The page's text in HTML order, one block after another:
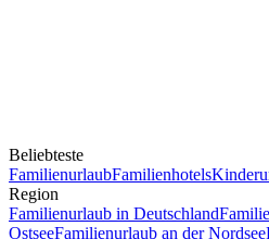
Beliebteste
FamilienurlaubFamilienhotels
Region
Familienurlaub in Deutschland
OstseeFamilienurlaub an der Nordsee